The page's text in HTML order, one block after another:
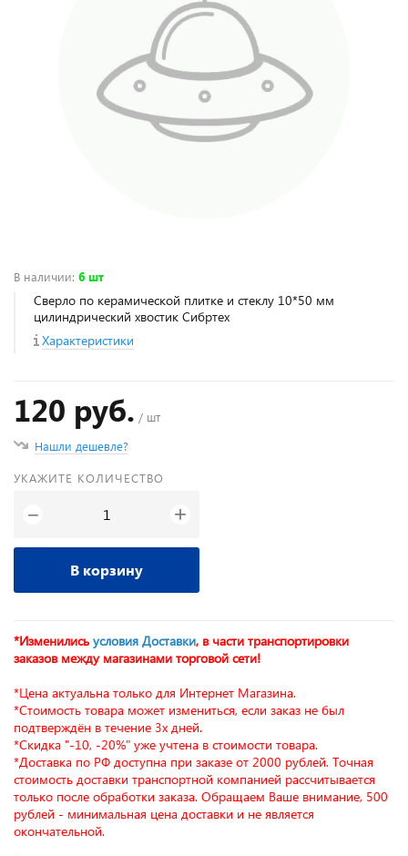
В наличии: 6 шт
Сверло по керамической плитке и стеклу 10*50 мм
цилиндрический хвостик Сибртех
Характеристики
120 руб. / шт
Нашли дешевле?
УКАЖИТЕ КОЛИЧЕСТВО
− +
В корзину
*Изменились условия Доставки, в части транспортировки
заказов между магазинами торговой сети!
*Цена актуальна только для Интернет Магазина.
*Стоимость товара может измениться, если заказ не был
подтверждён в течение 3х дней.
*Скидка "-10, -20%" уже учтена в стоимости товара.
*Доставка по РФ доступна при заказе от 2000 рублей. Точная
стоимость доставки транспортной компанией рассчитывается
только после обработки заказа. Обращаем Ваше внимание, 500
рублей - минимальная цена доставки и не является
окончательной.